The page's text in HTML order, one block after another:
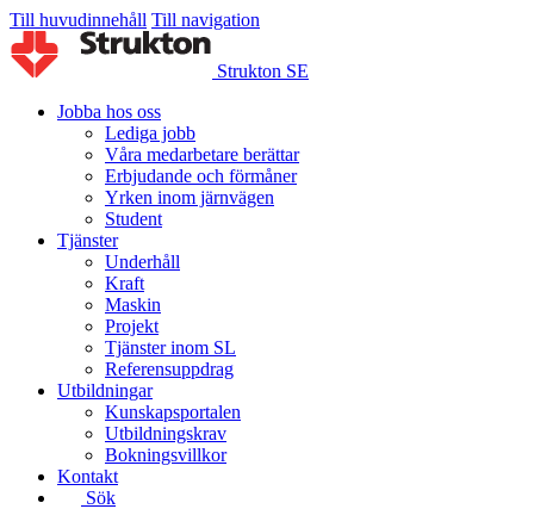
Till huvudinnehåll Till navigation
Strukton SE
Jobba hos oss
Lediga jobb
Våra medarbetare berättar
Erbjudande och förmåner
Yrken inom järnvägen
Student
Tjänster
Underhåll
Kraft
Maskin
Projekt
Tjänster inom SL
Referensuppdrag
Utbildningar
Kunskapsportalen
Utbildningskrav
Bokningsvillkor
Kontakt
Sök